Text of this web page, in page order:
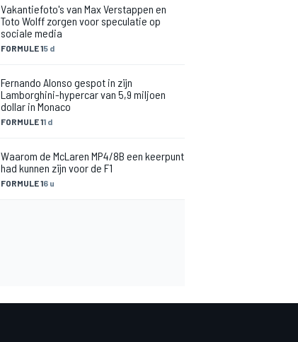
FORMULE 15 d
Vakantiefoto's van Max Verstappen en
Toto Wolff zorgen voor speculatie op
sociale media
FORMULE 11 d
Fernando Alonso gespot in zijn
Lamborghini-hypercar van 5,9 miljoen
dollar in Monaco
FORMULE 16 u
Waarom de McLaren MP4/8B een keerpunt
had kunnen zijn voor de F1